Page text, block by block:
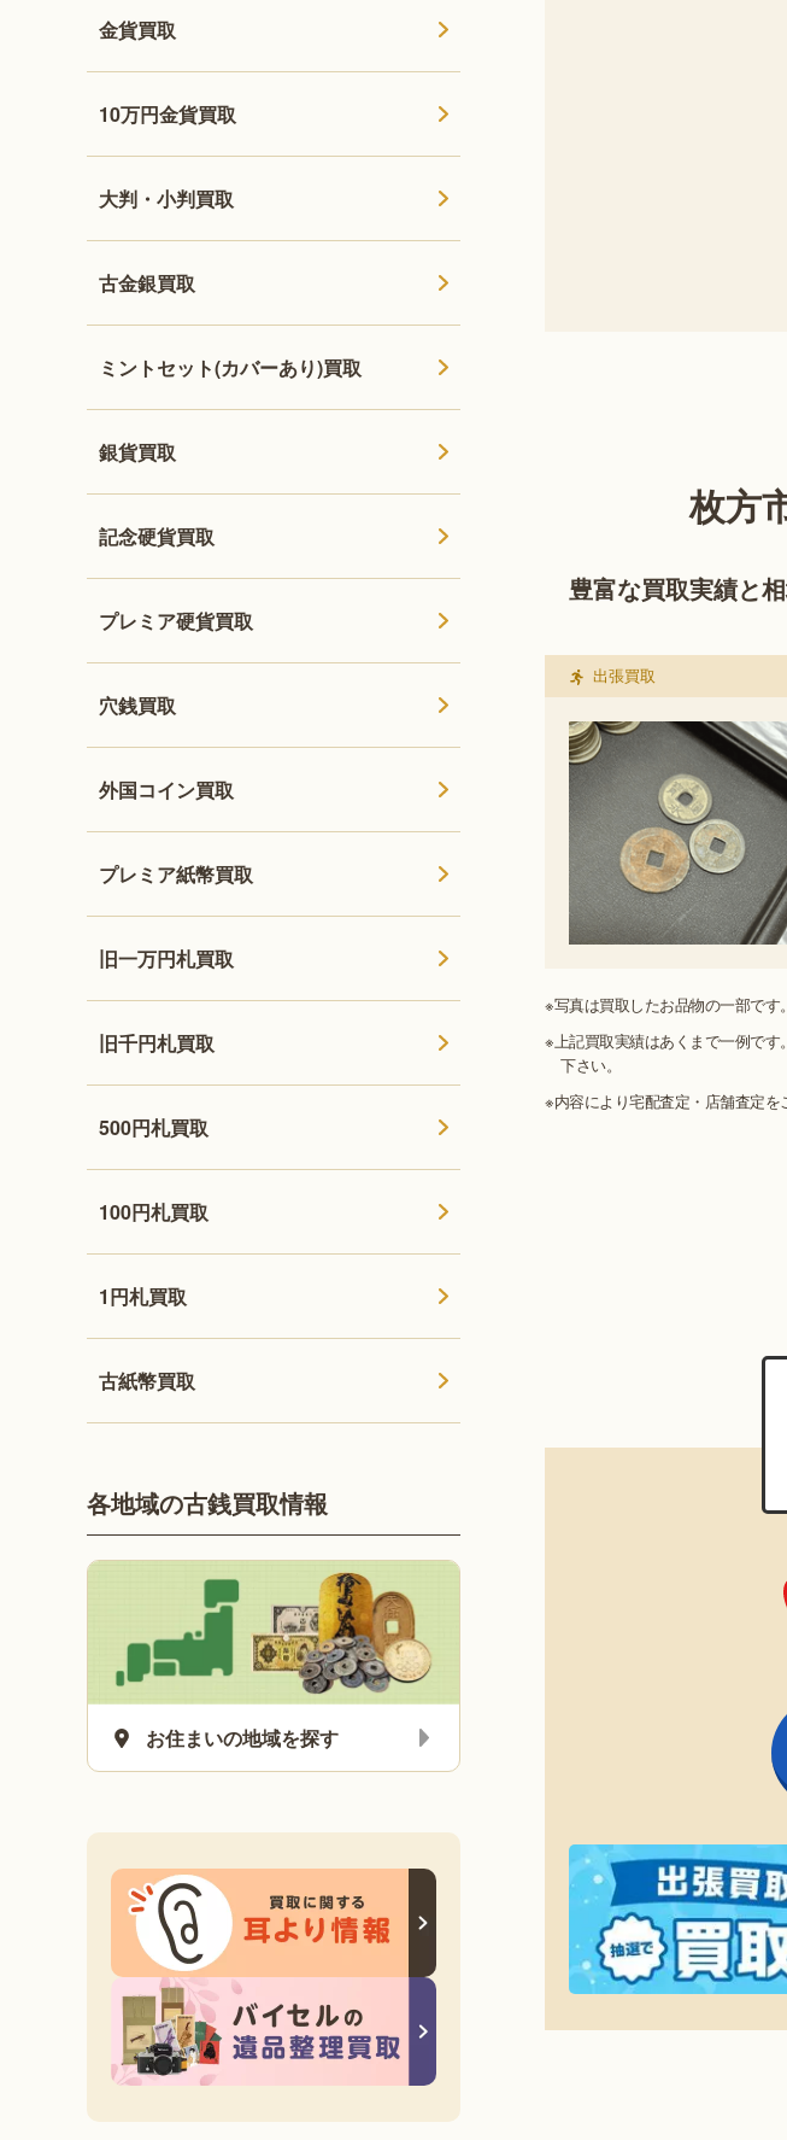
枚方
豊富な買取実績と
出張買取
※写真は買取したお品物の一部です。
※上記買取実績はあくまで一例で
下さい。
※内容により宅配査定・店舗査定を
金貨買取
10万円金貨買取
大判・小判買取
古金銀買取
ミントセット(カバーあり)買取
銀貨買取
記念硬貨買取
プレミア硬貨買取
穴銭買取
外国コイン買取
プレミア紙幣買取
旧一万円札買取
旧千円札買取
500円札買取
100円札買取
1円札買取
古紙幣買取
各地域の古銭買取情報
お住まいの地域を探す